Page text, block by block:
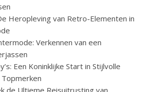
Heropleving van Retro-Elementen in
Verkennen van een
Een Koninklijke Start in Stijlvolle
de Ultieme Reisuitrusting van